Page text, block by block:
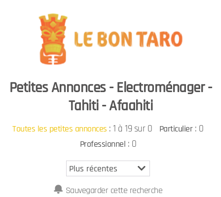
Petites Annonces - Electroménager -
Tahiti - Afaahiti
Toutes les petites annonces :1 à 19 sur 0 Particulier: 0
Professionnel : 0
Sauvegarder cette recherche